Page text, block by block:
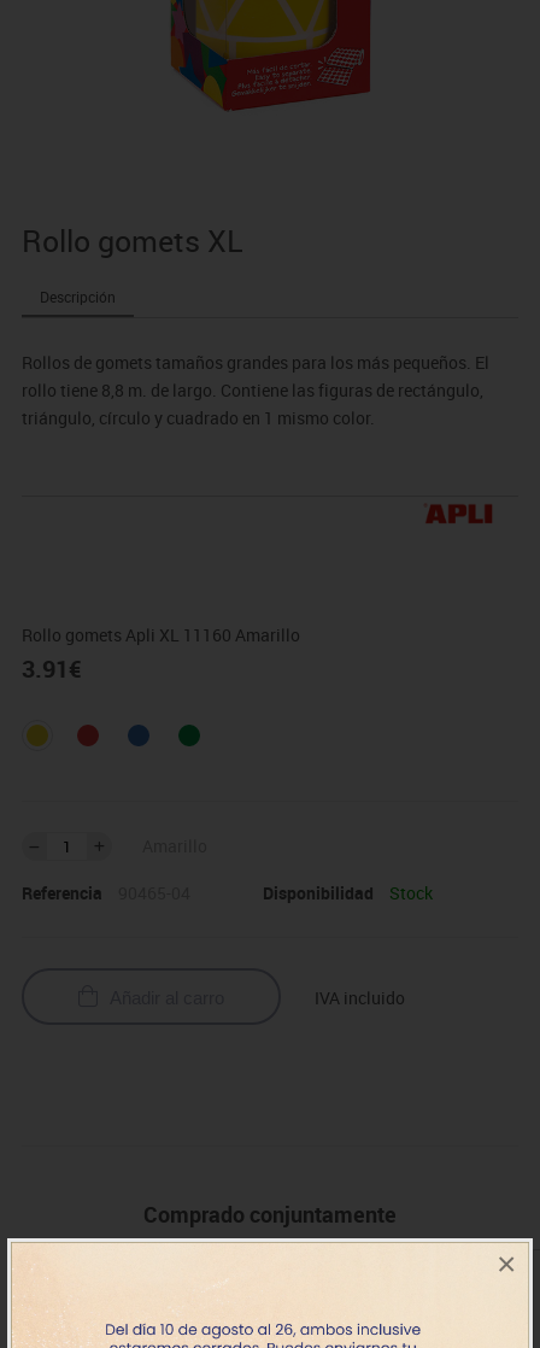
×
Rollo gomets XL
Descripción
Rollos de gomets tamaños grandes para los más pequeños. El
rollo tiene 8,8 m. de largo. Contiene las figuras de rectángulo,
triángulo, círculo y cuadrado en 1 mismo color.
Rollo gomets Apli XL 11160 Amarillo
3.91€
Referencia Disponibilidad Stock
IVA incluido
Comprado conjuntamente